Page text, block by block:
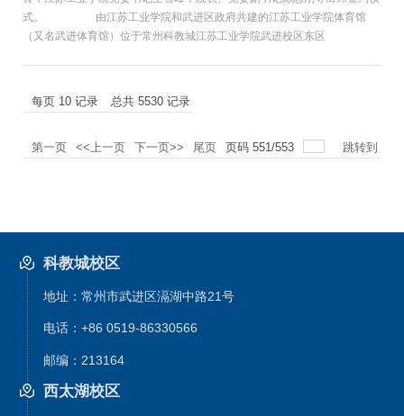
式。 由江苏工业学院和武进区政府共建的江苏工业学院体育馆
（又名武进体育馆）位于常州科教城江苏工业学院武进校区东区
每页 10 记录 总共 5530 记录
第一页 <<上一页 下一页>> 尾页 页码 551/553 跳转到
科教城校区
地址：常州市武进区滆湖中路21号
电话：+86 0519-86330566
邮编：213164
西太湖校区